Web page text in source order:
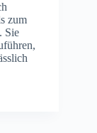
zum
Sie